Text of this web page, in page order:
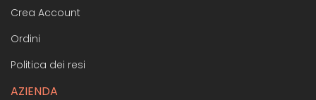
Crea Account
Ordini
Politica dei resi
AZIENDA